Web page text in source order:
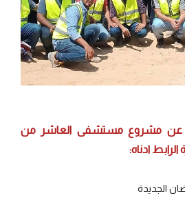
عن مشروع مستشفى العاشر من
الرابط ادناه:
الجديدة